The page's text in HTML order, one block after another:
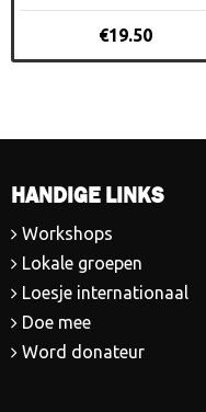
€19.50
HANDIGE LINKS
Workshops
Lokale groepen
Loesje internationaal
Doe mee
Word donateur